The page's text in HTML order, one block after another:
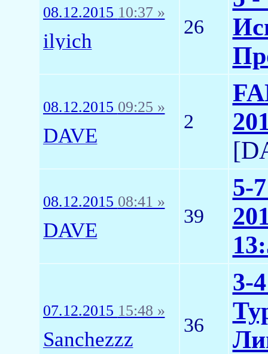
08.12.2015 10:37 »
ilyich
26
08.12.2015 09:25 »
DAVE
2
08.12.2015 08:41 »
DAVE
39
5-
07.12.2015 15:48 »
Sanchezzz
36
3-